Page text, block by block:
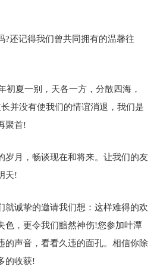
?还记得我们曾共同拥有的温馨往
初夏一别，天各一方，分散四海，
并没有使我们的情谊消退，我们是
聚首!
岁月，畅谈现在和将来。让我们的友
天!
就诚挚的邀请我们想：这样难得的欢
色，更令我们黯然神伤!您参加叶潭
的声音，看看久违的面孔。相信你除
的收获!